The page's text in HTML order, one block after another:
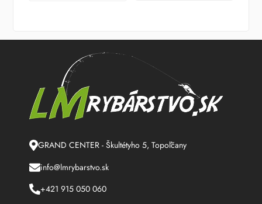
GRAND CENTER - Škultétyho 5, Topoľčany
info@lmrybarstvo.sk
+421 915 050 060